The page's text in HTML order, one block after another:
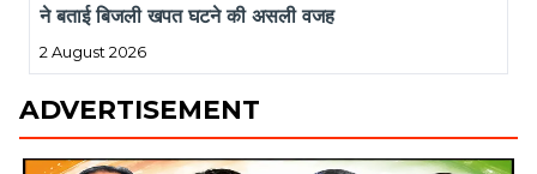
ने बताई बिजली खपत घटने की असली वजह
2 August 2026
ADVERTISEMENT